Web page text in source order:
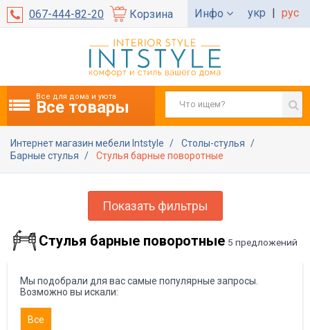
067-444-82-20 Корзина Инфо укр | рус
Все для дома и уюта
Все товары
Интернет магазин мебели Intstyle
Столы-стулья
Барные стулья
Стулья барные поворотные
Показать фильтры
Стулья барные поворотные 5 предложений
Мы подобрали для вас самые популярные запросы.
Возможно вы искали:
Все